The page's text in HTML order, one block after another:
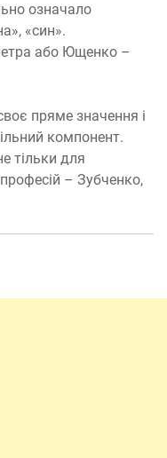
означало
«син».
або Ющенко –
пряме значення і
компонент.
тільки для
професій – Зубченко,